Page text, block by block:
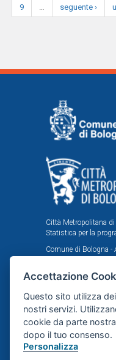
9 … seguente ›
Città Metropolitana
Statistica per la
Comune di Bologna -
di Statistica
nell'ambito
Metropolitana e
e ricerche
Mappa del sito
Accettazione
Questo sito utilizza
nostri servizi.
cookie da parte
dopo il tuo consenso.
Personalizza